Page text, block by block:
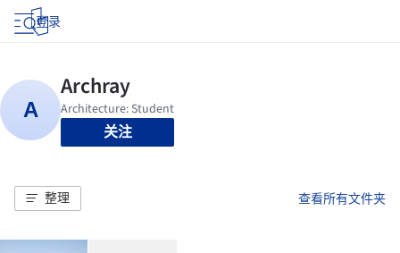
登录
关注
整理 查看所有文件夹